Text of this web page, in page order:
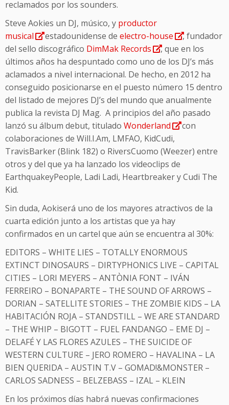
reclamados por los sounders.
Steve Aokies un DJ, músico, y productor
musical
estadounidense de electro-house
, fundador
del sello discográfico DimMak Records
, que en los
últimos años ha despuntado como uno de los DJ’s más
aclamados a nivel internacional. De hecho, en 2012 ha
conseguido posicionarse en el puesto número 15 dentro
del listado de mejores DJ’s del mundo que anualmente
publica la revista DJ Mag. A principios del año pasado
lanzó su álbum debut, titulado Wonderland
con
colaboraciones de Will.I.Am, LMFAO, KidCudi,
TravisBarker (Blink 182) o RiversCuomo (Weezer) entre
otros y del que ya ha lanzado los videoclips de
EarthquakeyPeople, Ladi Ladi, Heartbreaker y Cudi The
Kid.
Sin duda, Aokiserá uno de los mayores atractivos de la
cuarta edición junto a los artistas que ya hay
confirmados en un cartel que aún se encuentra al 30%:
EDITORS – WHITE LIES – TOTALLY ENORMOUS
EXTINCT DINOSAURS – DIRTYPHONICS LIVE – CAPITAL
CITIES – LORI MEYERS – ANTÒNIA FONT – IVÁN
FERREIRO – BONAPARTE – THE SOUND OF ARROWS –
DORIAN – SATELLITE STORIES – THE ZOMBIE KIDS – LA
HABITACIÓN ROJA – STANDSTILL – WE ARE STANDARD
– THE WHIP – BIGOTT – FUEL FANDANGO – EME DJ –
DELAFÉ Y LAS FLORES AZULES – THE SUICIDE OF
WESTERN CULTURE – JERO ROMERO – HAVALINA – LA
BIEN QUERIDA – AUSTIN T.V – GOMAD!&MONSTER –
CARLOS SADNESS – BELZEBASS – IZAL – KLEIN
En los próximos días habrá nuevas confirmaciones